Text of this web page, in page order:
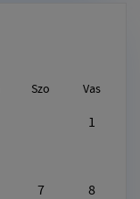
Szo Vas
1
7 8